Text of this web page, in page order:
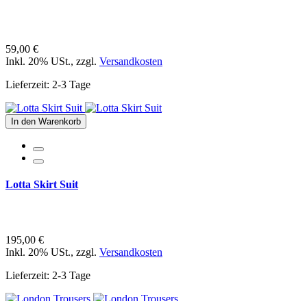
59,00 €
Inkl. 20% USt., zzgl. Versandkosten
Lieferzeit: 2-3 Tage
In den Warenkorb
Lotta Skirt Suit
195,00 €
Inkl. 20% USt., zzgl. Versandkosten
Lieferzeit: 2-3 Tage